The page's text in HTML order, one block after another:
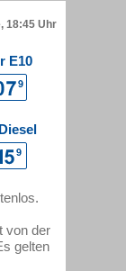
18:45 Uhr
E10
von der
gelten